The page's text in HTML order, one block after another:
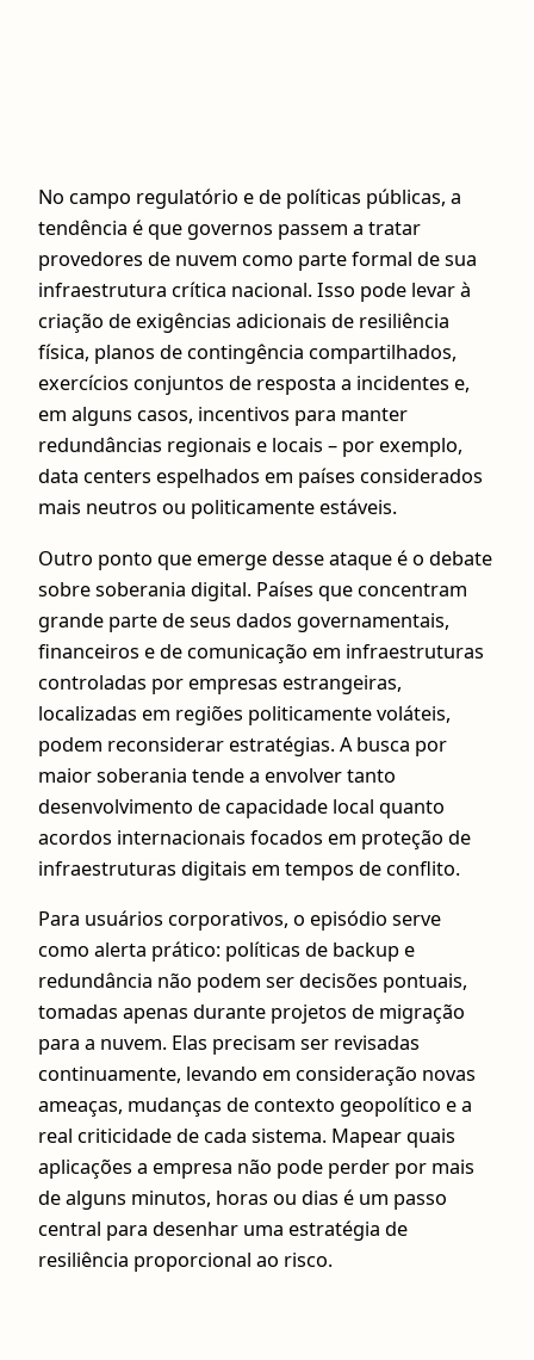
No campo regulatório e de políticas públicas, a
tendência é que governos passem a tratar
provedores de nuvem como parte formal de sua
infraestrutura crítica nacional. Isso pode levar à
criação de exigências adicionais de resiliência
física, planos de contingência compartilhados,
exercícios conjuntos de resposta a incidentes e,
em alguns casos, incentivos para manter
redundâncias regionais e locais – por exemplo,
data centers espelhados em países considerados
mais neutros ou politicamente estáveis.
Outro ponto que emerge desse ataque é o debate
sobre soberania digital. Países que concentram
grande parte de seus dados governamentais,
financeiros e de comunicação em infraestruturas
controladas por empresas estrangeiras,
localizadas em regiões politicamente voláteis,
podem reconsiderar estratégias. A busca por
maior soberania tende a envolver tanto
desenvolvimento de capacidade local quanto
acordos internacionais focados em proteção de
infraestruturas digitais em tempos de conflito.
Para usuários corporativos, o episódio serve
como alerta prático: políticas de backup e
redundância não podem ser decisões pontuais,
tomadas apenas durante projetos de migração
para a nuvem. Elas precisam ser revisadas
continuamente, levando em consideração novas
ameaças, mudanças de contexto geopolítico e a
real criticidade de cada sistema. Mapear quais
aplicações a empresa não pode perder por mais
de alguns minutos, horas ou dias é um passo
central para desenhar uma estratégia de
resiliência proporcional ao risco.